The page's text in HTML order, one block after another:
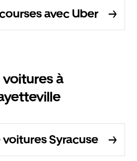
avec Uber
à
Syracuse